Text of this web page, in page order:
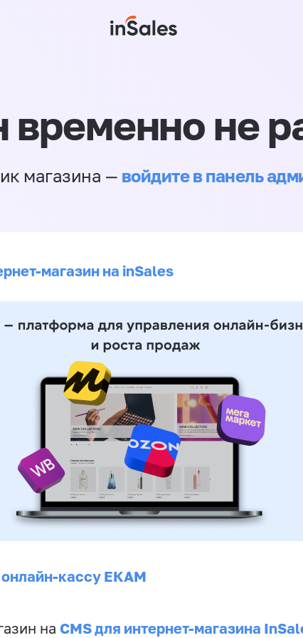
временно не
магазина — войдите в панель
магазин на inSales
кассу ЕКАМ
на CMS для интернет-магазина